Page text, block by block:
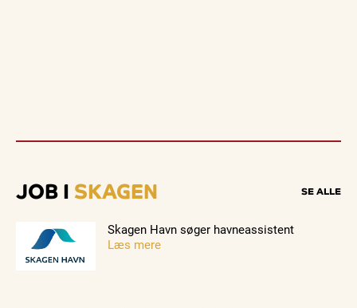
JOB I SKAGEN SE ALLE
Skagen Havn søger havneassistent
Læs mere